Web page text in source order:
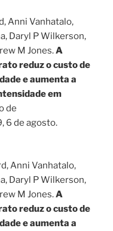
Anni Vanhatalo,
Daryl P Wilkerson,
M Jones.A
reduz o custo de
e aumenta a
em
de
6 de agosto.
Anni Vanhatalo,
Daryl P Wilkerson,
M Jones.A
reduz o custo de
e aumenta a